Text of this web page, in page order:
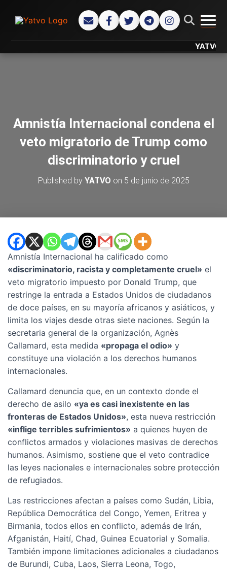
YATVO...
Amnistía Internacional condena el
veto migratorio de Trump como
discriminatorio y cruel
Published by YATVO on 5 de junio de 2025
Amnistía Internacional ha calificado como
«discriminatorio, racista y completamente cruel» el
veto migratorio impuesto por Donald Trump, que
restringe la entrada a Estados Unidos de ciudadanos
de doce países, en su mayoría africanos y asiáticos, y
limita los viajes desde otras siete naciones. Según la
secretaria general de la organización, Agnès
Callamard, esta medida «propaga el odio» y
constituye una violación a los derechos humanos
internacionales.
Callamard denuncia que, en un contexto donde el
derecho de asilo «ya es casi inexistente en las
fronteras de Estados Unidos», esta nueva restricción
«inflige terribles sufrimientos» a quienes huyen de
conflictos armados y violaciones masivas de derechos
humanos. Asimismo, sostiene que el veto contradice
las leyes nacionales e internacionales sobre protección
de refugiados.
Las restricciones afectan a países como Sudán, Libia,
República Democrática del Congo, Yemen, Eritrea y
Birmania, todos ellos en conflicto, además de Irán,
Afganistán, Haití, Chad, Guinea Ecuatorial y Somalia.
También impone limitaciones adicionales a ciudadanos
de Burundi, Cuba, Laos, Sierra Leona, Togo,